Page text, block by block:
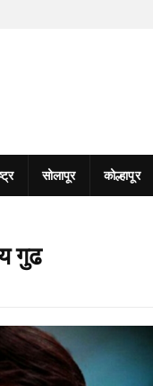
सोलापूर कोल्हापूर
गुढ